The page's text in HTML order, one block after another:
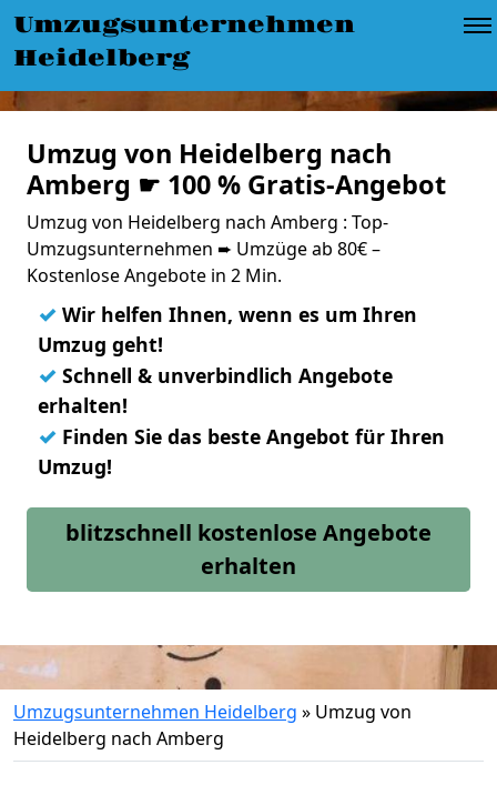
Umzugsunternehmen
Heidelberg
Umzug von Heidelberg nach
Amberg ☛ 100 % Gratis-Angebot
Umzug von Heidelberg nach Amberg : Top-
Umzugsunternehmen ➨ Umzüge ab 80€ –
Kostenlose Angebote in 2 Min.
✓ Wir helfen Ihnen, wenn es um Ihren
Umzug geht!
✓ Schnell & unverbindlich Angebote
erhalten!
✓ Finden Sie das beste Angebot für Ihren
Umzug!
blitzschnell kostenlose Angebote
erhalten
Umzugsunternehmen Heidelberg » Umzug von
Heidelberg nach Amberg